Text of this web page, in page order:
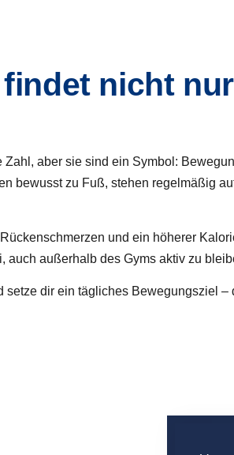
nicht
aber sie sind ein Symbol:
bewusst zu Fuß, stehen regelmäßig
und ein höherer
auch außerhalb des Gyms aktiv zu
setze dir ein tägliches Bewegungsziel